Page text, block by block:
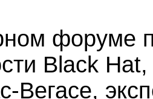
форуме
Black
Вегасе,